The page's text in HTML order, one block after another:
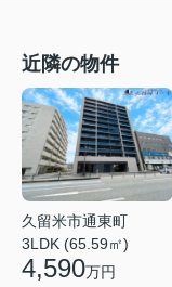
近隣の物件
久留米市通東町
3LDK (65.59㎡)
4,590万円